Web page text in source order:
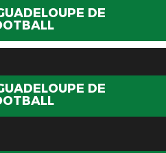
DE